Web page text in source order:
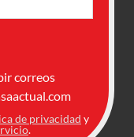
correos
de privacidad y
.